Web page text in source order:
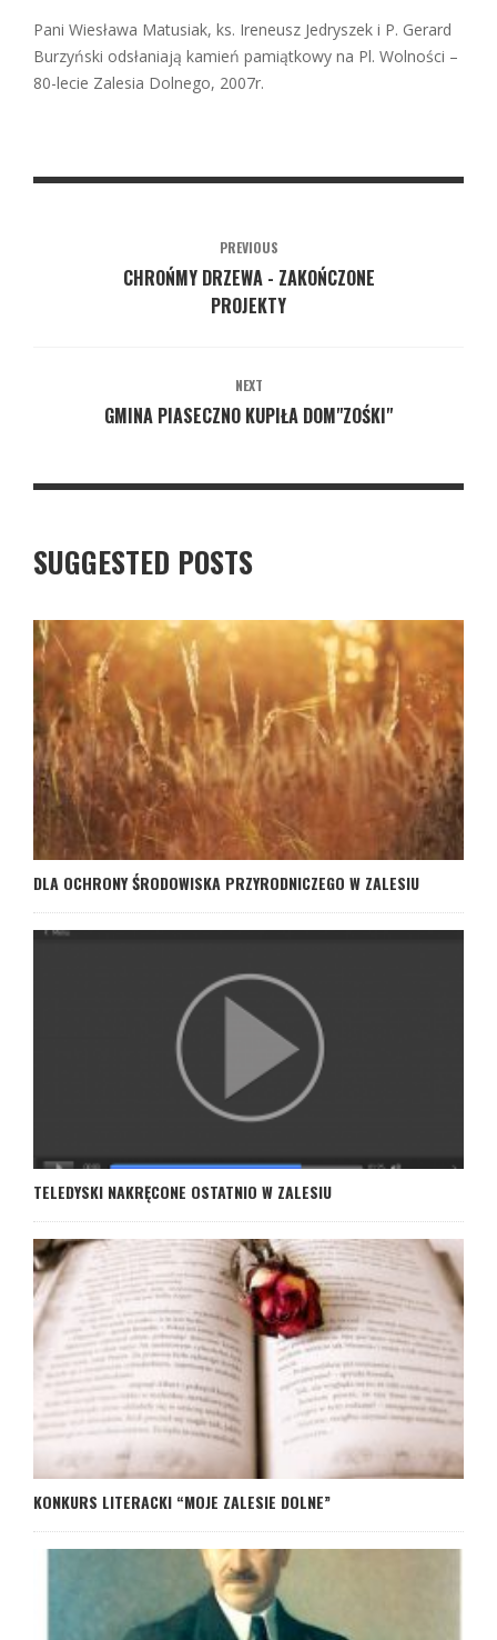
Pani Wiesława Matusiak, ks. Ireneusz Jedryszek i P. Gerard
Burzyński odsłaniają kamień pamiątkowy na Pl. Wolności –
80-lecie Zalesia Dolnego, 2007r.
PREVIOUS
CHROŃMY DRZEWA - ZAKOŃCZONE
PROJEKTY
NEXT
GMINA PIASECZNO KUPIŁA DOM"ZOŚKI"
SUGGESTED POSTS
DLA OCHRONY ŚRODOWISKA PRZYRODNICZEGO W ZALESIU
TELEDYSKI NAKRĘCONE OSTATNIO W ZALESIU
KONKURS LITERACKI “MOJE ZALESIE DOLNE”